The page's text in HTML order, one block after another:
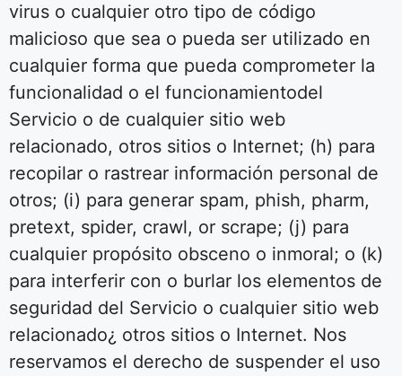
virus o cualquier otro tipo de código
malicioso que sea o pueda ser utilizado en
cualquier forma que pueda comprometer la
funcionalidad o el funcionamientodel
Servicio o de cualquier sitio web
relacionado, otros sitios o Internet; (h) para
recopilar o rastrear información personal de
otros; (i) para generar spam, phish, pharm,
pretext, spider, crawl, or scrape; (j) para
cualquier propósito obsceno o inmoral; o (k)
para interferir con o burlar los elementos de
seguridad del Servicio o cualquier sitio web
relacionado¿ otros sitios o Internet. Nos
reservamos el derecho de suspender el uso